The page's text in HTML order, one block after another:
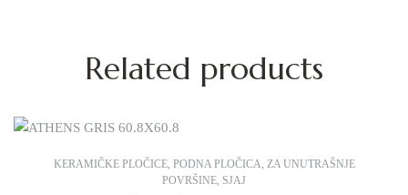
Related products
KERAMIČKE PLOČICE, PODNA PLOČICA, ZA UNUTRAŠNJE
POVRŠINE, SJAJ